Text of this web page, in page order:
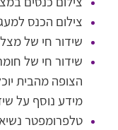
צילום הכנס
שידור חי של
שידור חי של
הצופה מהבית
מידע נוסף על
טלפרומפטר